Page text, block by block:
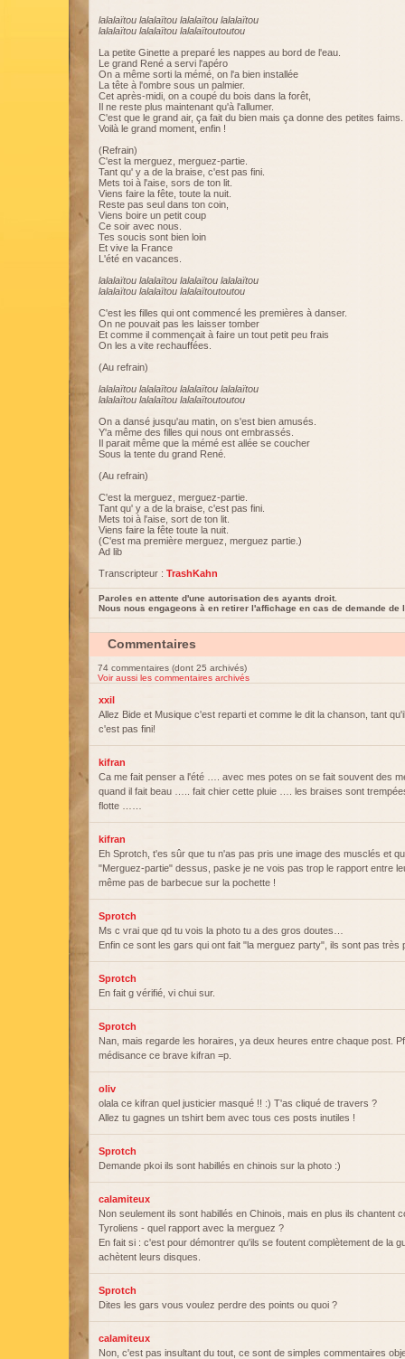
lalalaïtou lalalaïtou lalalaïtou lalalaïtou
lalalaïtou lalalaïtou lalalaïtoutoutou
La petite Ginette a preparé les nappes au bord de l'eau.
Le grand René a servi l'apéro
On a même sorti la mémé, on l'a bien installée
La tête à l'ombre sous un palmier.
Cet après-midi, on a coupé du bois dans la forêt,
Il ne reste plus maintenant qu'à l'allumer.
C'est que le grand air, ça fait du bien mais ça donne des petites faims.
Voilà le grand moment, enfin !
(Refrain)
C'est la merguez, merguez-partie.
Tant qu' y a de la braise, c'est pas fini.
Mets toi à l'aise, sors de ton lit.
Viens faire la fête, toute la nuit.
Reste pas seul dans ton coin,
Viens boire un petit coup
Ce soir avec nous.
Tes soucis sont bien loin
Et vive la France
L'été en vacances.
lalalaïtou lalalaïtou lalalaïtou lalalaïtou
lalalaïtou lalalaïtou lalalaïtoutoutou
C'est les filles qui ont commencé les premières à danser.
On ne pouvait pas les laisser tomber
Et comme il commençait à faire un tout petit peu frais
On les a vite rechauffées.
(Au refrain)
lalalaïtou lalalaïtou lalalaïtou lalalaïtou
lalalaïtou lalalaïtou lalalaïtoutoutou
On a dansé jusqu'au matin, on s'est bien amusés.
Y'a même des filles qui nous ont embrassés.
Il parait même que la mémé est allée se coucher
Sous la tente du grand René.
(Au refrain)
C'est la merguez, merguez-partie.
Tant qu' y a de la braise, c'est pas fini.
Mets toi à l'aise, sort de ton lit.
Viens faire la fête toute la nuit.
(C'est ma première merguez, merguez partie.)
Ad lib
Transcripteur : TrashKahn
Paroles en attente d'une autorisation des ayants droit.
Nous nous engageons à en retirer l'affichage en cas de demande de
Commentaires
74 commentaires (dont 25 archivés)
Voir aussi les commentaires archivés
xxil
Allez Bide et Musique c'est reparti et comme le dit la chanson, tant
c'est pas fini!
kifran
Ca me fait penser a l'été …. avec mes potes on se fait souvent des
quand il fait beau ….. fait chier cette pluie …. les braises sont
flotte ……
kifran
Eh Sprotch, t'es sûr que tu n'as pas pris une image des musclés et
"Merguez-partie" dessus, paske je ne vois pas trop le rapport entre
même pas de barbecue sur la pochette !
Sprotch
Ms c vrai que qd tu vois la photo tu a des gros doutes…
Enfin ce sont les gars qui ont fait "la merguez party", ils sont pas très
Sprotch
En fait g vérifié, vi chui sur.
Sprotch
Nan, mais regarde les horaires, ya deux heures entre chaque post.
médisance ce brave kifran =p.
oliv
olala ce kifran quel justicier masqué !! :) T'as cliqué de travers ?
Allez tu gagnes un tshirt bem avec tous ces posts inutiles !
Sprotch
Demande pkoi ils sont habillés en chinois sur la photo :)
calamiteux
Non seulement ils sont habillés en Chinois, mais en plus ils chantent
Tyroliens - quel rapport avec la merguez ?
En fait si : c'est pour démontrer qu'ils se foutent complètement de la
achètent leurs disques.
Sprotch
Dites les gars vous voulez perdre des points ou quoi ?
calamiteux
Non, c'est pas insultant du tout, ce sont de simples commentaires